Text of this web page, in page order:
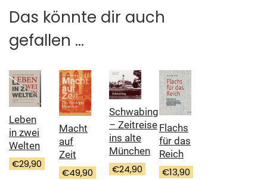
Das könnte dir auch
gefallen …
Leben
in zwei
Welten
€29,90
Macht
auf
Zeit
€49,90
Schwabing
– Zeitreise
ins alte
München
€24,90
Flachs
für das
Reich
€13,90